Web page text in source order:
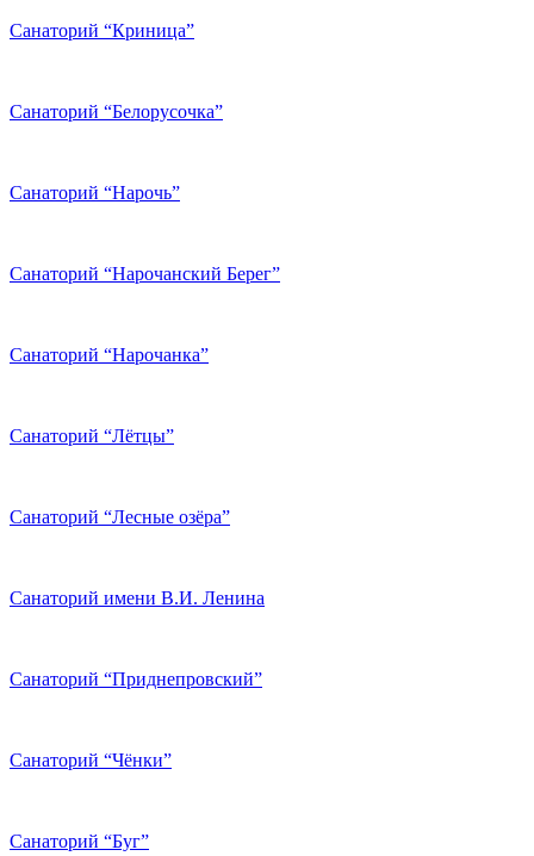
Санаторий “Криница”
Санаторий “Белорусочка”
Санаторий “Нарочь”
Санаторий “Нарочанский Берег”
Санаторий “Нарочанка”
Санаторий “Лётцы”
Санаторий “Лесные озёра”
Санаторий имени В.И. Ленина
Санаторий “Приднепровский”
Санаторий “Чёнки”
Санаторий “Буг”